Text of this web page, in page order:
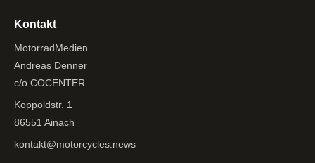
Kontakt
MotorradMedien
Andreas Denner
c/o COCENTER
Koppoldstr. 1
86551 Ainach
kontakt@motorcycles.news